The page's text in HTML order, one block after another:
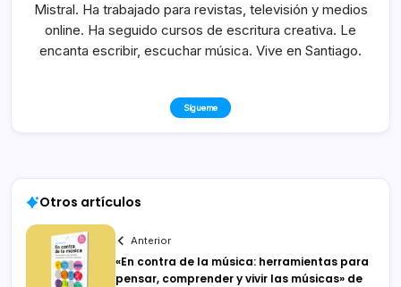
Mistral. Ha trabajado para revistas, televisión y medios
online. Ha seguido cursos de escritura creativa. Le
encanta escribir, escuchar música. Vive en Santiago.
Sígueme
Otros artículos
Anterior
«En contra de la música: herramientas para
pensar, comprender y vivir las músicas» de